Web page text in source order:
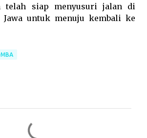
telah siap menyusuri jalan di
Jawa untuk menuju kembali ke